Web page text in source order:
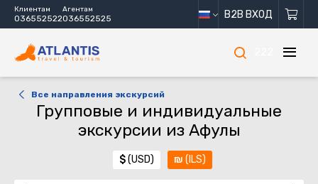
Клиентам
036552522
Агентам
036552525 B2B ВХОД
Все направления экскурсий
Групповые и индивидуальные
экскурсии из Афулы
$(USD) ₪ (ILS)